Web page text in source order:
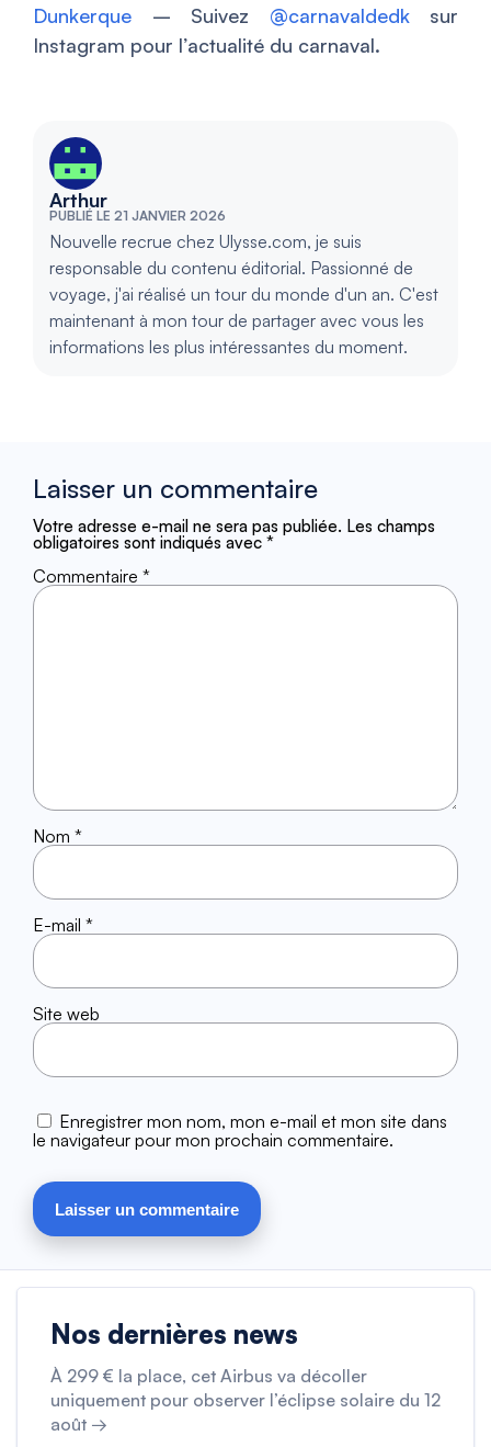
Dunkerque – Suivez @carnavaldedksur
Instagram pour l’actualité du carnaval.
Arthur
PUBLIÉ LE 21 JANVIER 2026
Nouvelle recrue chez Ulysse.com, je suis
responsable du contenu éditorial. Passionné de
voyage, j'ai réalisé un tour du monde d'un an. C'est
maintenant à mon tour de partager avec vous les
informations les plus intéressantes du moment.
Laisser un commentaire
Votre adresse e-mail ne sera pas publiée. Les champs
obligatoires sont indiqués avec *
Commentaire *
Nom *
E-mail *
Site web
Enregistrer mon nom, mon e-mail et mon site dans
le navigateur pour mon prochain commentaire.
Nos dernières news
À 299 € la place, cet Airbus va décoller
uniquement pour observer l’éclipse solaire du 12
août →